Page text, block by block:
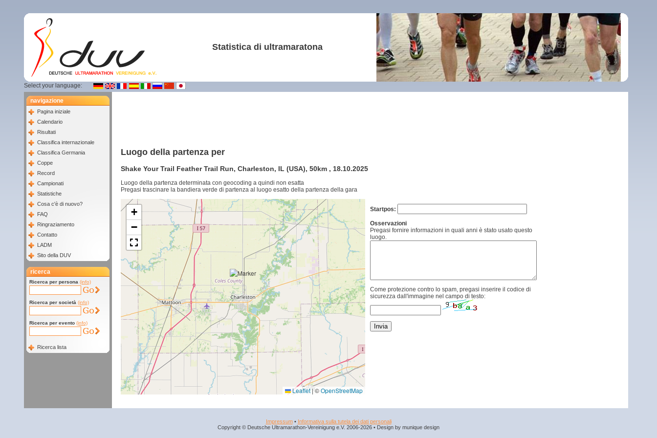
Statistica di ultramaratona
Select your language:
navigazione
Pagina iniziale
Calendario
Risultati
Classifica internazionale
Classifica Germania
Coppe
Record
Campionati
Statistiche
Cosa c'è di nuovo?
FAQ
Ringraziamento
Contatto
LADM
Sito della DUV
ricerca
Ricerca per persona (info)
Ricerca per società (info)
Ricerca per evento (info)
Ricerca lista
Luogo della partenza per
Shake Your Trail Feather Trail Run, Charleston, IL (USA), 50km , 18.10.2025
Luogo della partenza determinata con geocoding a quindi non esatta
Pregasi trascinare la bandiera verde di partenza al luogo esatto della partenza della gara
+
−
Leaflet|©OpenStreetMap
Startpos:
Osservazioni
Pregasi fornire informazioni in quali anni è stato usato questo
luogo.
Come protezione contro lo spam, pregasi inserire il codice di
sicurezza dall'immagine nel campo di testo:
Impressum• Informativa sulla tutela dei dati personali
Copyright © Deutsche Ultramarathon-Vereinigung e.V. 2006-2026 • Design by munique design